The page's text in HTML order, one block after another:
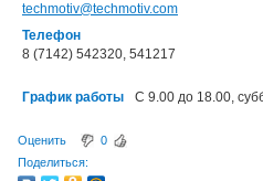
techmotiv@techmotiv.com
Телефон
8 (7142) 542320, 541217
График работы С 9.00 до 18.00,
Оценить
0
Поделиться: